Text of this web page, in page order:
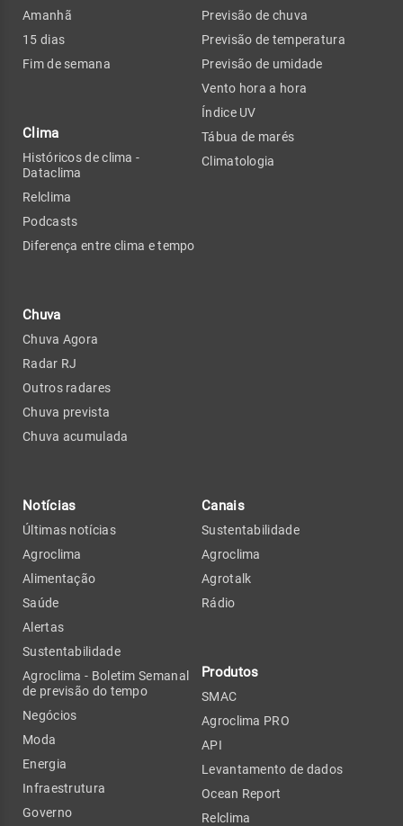
Amanhã
15 dias
Fim de semana
Clima
Históricos de clima -
Dataclima
Relclima
Podcasts
Diferença entre clima e tempo
Chuva
Chuva Agora
Radar RJ
Outros radares
Chuva prevista
Chuva acumulada
Previsão de chuva
Previsão de temperatura
Previsão de umidade
Vento hora a hora
Índice UV
Tábua de marés
Climatologia
Notícias
Últimas notícias
Agroclima
Alimentação
Saúde
Alertas
Sustentabilidade
Agroclima - Boletim Semanal
de previsão do tempo
Negócios
Moda
Energia
Infraestrutura
Governo
Canais
Sustentabilidade
Agroclima
Agrotalk
Rádio
Produtos
SMAC
Agroclima PRO
API
Levantamento de dados
Ocean Report
Relclima